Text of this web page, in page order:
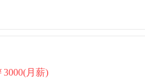
3000(月薪)